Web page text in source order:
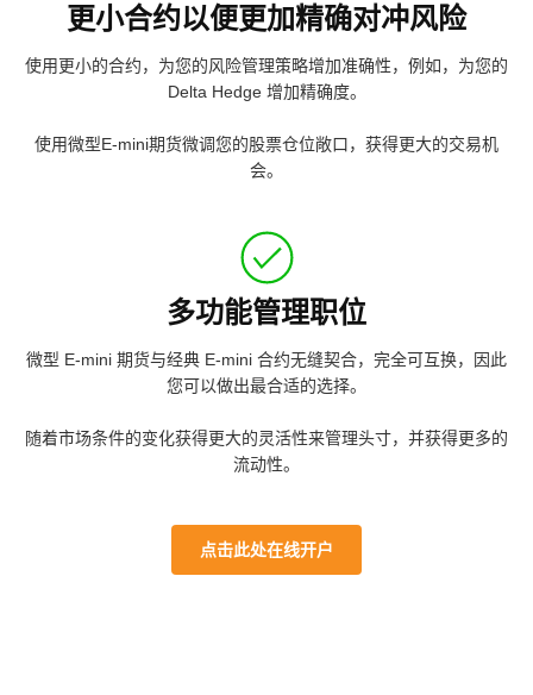
更小合约以便更加精确对冲风险
使用更小的合约，为您的风险管理策略增加准确性，例如，为您的
Delta Hedge 增加精确度。
使用微型E-mini期货微调您的股票仓位敞口，获得更大的交易机
会。
多功能管理职位
微型 E-mini 期货与经典 E-mini 合约无缝契合，完全可互换，因此
您可以做出最合适的选择。
随着市场条件的变化获得更大的灵活性来管理头寸，并获得更多的
流动性。
点击此处在线开户